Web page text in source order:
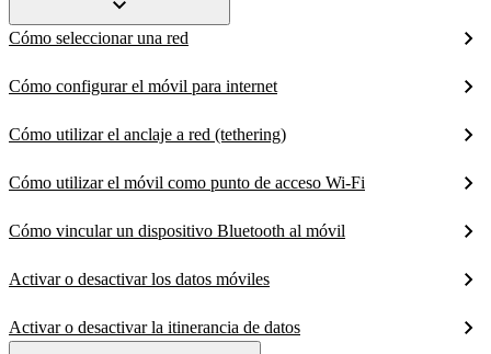
Cómo seleccionar una red
Cómo configurar el móvil para internet
Cómo utilizar el anclaje a red (tethering)
Cómo utilizar el móvil como punto de acceso Wi-Fi
Cómo vincular un dispositivo Bluetooth al móvil
Activar o desactivar los datos móviles
Activar o desactivar la itinerancia de datos